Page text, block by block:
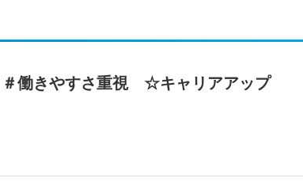
＃働きやすさ重視 ☆キャリアアップ